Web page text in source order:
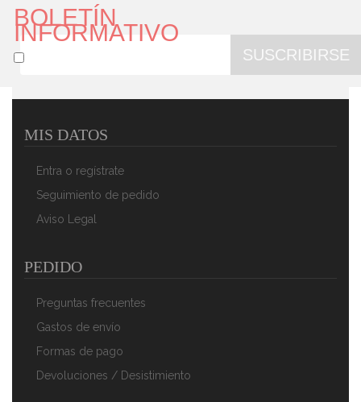
BOLETÍN
INFORMATIVO
SUSCRIBIRSE
MIS DATOS
Entra o regístrate
Seguimiento de pedido
Aviso Legal
PEDIDO
Preguntas frecuentes
Gastos de envío
Formas de pago
Devoluciones / Desistimiento